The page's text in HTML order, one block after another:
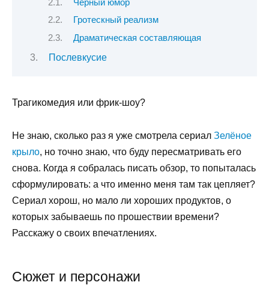
Чёрный юмор
Гротескный реализм
Драматическая составляющая
Послевкусие
Трагикомедия или фрик-шоу?
Не знаю, сколько раз я уже смотрела сериал Зелёное
крыло, но точно знаю, что буду пересматривать его
снова. Когда я собралась писать обзор, то попыталась
сформулировать: а что именно меня там так цепляет?
Сериал хорош, но мало ли хороших продуктов, о
которых забываешь по прошествии времени?
Расскажу о своих впечатлениях.
Сюжет и персонажи